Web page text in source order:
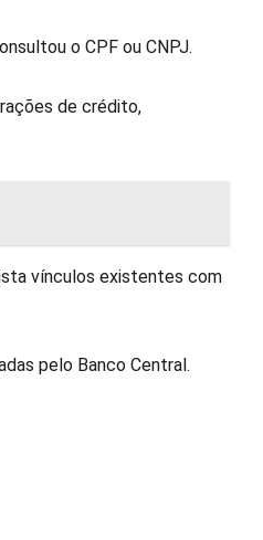
o CPF ou CNPJ.
de crédito,
vínculos existentes com
pelo Banco Central.